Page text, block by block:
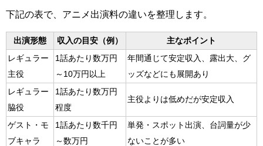
下記の表で、アニメ出演料の違いを整理します。
出演形態 収入の目安（例）
主なポイント
レギュラー
主役
1話あたり数万円
～10万円以上
年間通じて安定収入、露出大、グ
ッズなどにも展開あり
レギュラー
脇役
1話あたり数万円
程度
主役よりは低めだが安定収入
ゲスト・モ
ブキャラ
1話あたり数千円
～数万円
単発・スポット出演、台詞量が少
ないことが多い